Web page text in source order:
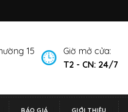
15
Giờ mở cửa:
T2 - CN: 24/7
BÁO GIÁ GIỚI THIỆU